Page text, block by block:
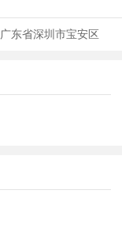
广东省深圳市宝安区